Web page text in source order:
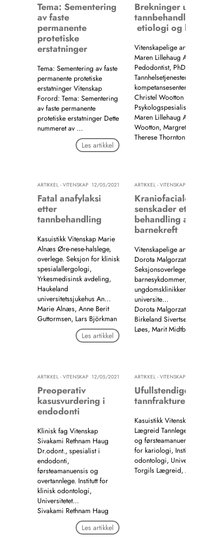
Tema: Sementering
av faste
permanente
protetiske
erstatninger
Tema: Sementering av faste
permanente protetiske
erstatninger Vitenskap
Forord: Tema: Sementering
av faste permanente
protetiske erstatninger Dette
nummeret av …
Les artikkel
Brekninger under
tannbehandling –
etiologi og
Vitenskapelige artikler
Maren Lillehaug Agdal
Pedodontist, PhD.
Tannhelsetjenestens
kompetansesenter Vestland
Christel Wootton
Psykologspesialist. Tan…
Maren Lillehaug Agdal,
Wootton, Margrethe Elin Vika,
Therese Thornton Sjursen
ARTIKKEL - VITENSKAP 12/05/2021
Fatal anafylaksi
etter
tannbehandling
Kasuistikk Vitenskap Marie
Alnæs Øre-nese-halslege,
overlege. Seksjon for klinisk
spesialallergologi,
Yrkesmedisinsk avdeling,
Haukeland
universitetssjukehus An…
Marie Alnæs, Anne Berit
Guttormsen, Lars Björkman
Les artikkel
ARTIKKEL - VITENSKAP
Kraniofaciale og
senskader etter
behandling av
barnekreft
Vitenskapelige artikler
Dorota Malgorzata Wojcik
Seksjonsoverlege, spesialist i
barnesykdommer, ph.d.
ungdomsklinikken, Haukeland
universite…
Dorota Malgorzata Wojcik,
Birkeland Sivertsen, Sigbjørn
Løes, Marit Midtbø
ARTIKKEL - VITENSKAP 12/05/2021
Preoperativ
kasusvurdering i
endodonti
Klinisk fag Vitenskap
Sivakami Rethnam Haug
Dr.odont., spesialist i
endodonti,
førsteamanuensis og
overtannlege. Institutt for
klinisk odontologi,
Universitetet…
Sivakami Rethnam Haug
Les artikkel
ARTIKKEL - VITENSKAP
Ufullstendige
tannfrakturer: To
Kasuistikk Vitenskap Torgils
Lægreid Tannlege i privat
og førsteamanuensis ved
for kariologi, Institutt for
odontologi, Universitetet i …
Torgils Lægreid, Arne Lund